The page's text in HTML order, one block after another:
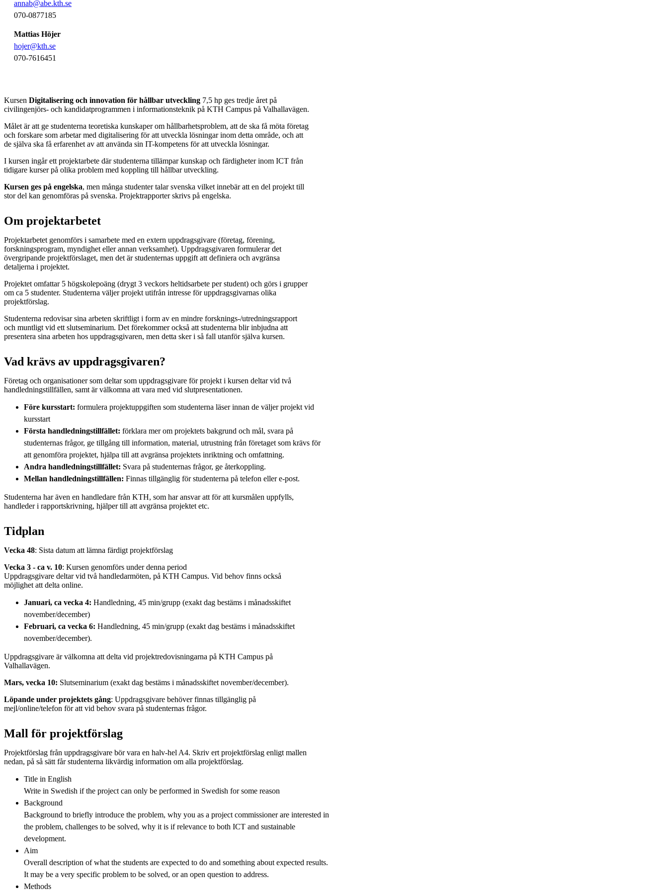
annab@abe.kth.se
070-0877185
Mattias Höjer
hojer@kth.se
070-7616451
Kursen Digitalisering och innovation för hållbar utveckling 7,5 hp ges tredje året på
civilingenjörs-­ och kandidatprogrammen i informationsteknik på KTH Campus på Valhallavägen.
Målet är att ge studenterna teoretiska kunskaper om hållbarhetsproblem, att de ska få möta företag
och forskare som arbetar med digitalisering för att utveckla lösningar inom detta område, och att
de själva ska få erfarenhet av att använda sin IT-kompetens för att utveckla lösningar.
I kursen ingår ett projektarbete där studenterna tillämpar kunskap och färdigheter inom ICT från
tidigare kurser på olika problem med koppling till hållbar utveckling.
Kursen ges på engelska, men många studenter talar svenska vilket innebär att en del projekt till
stor del kan genomföras på svenska. Projektrapporter skrivs på engelska.
Om projektarbetet
Projektarbetet genomförs i samarbete med en extern uppdragsgivare (företag, förening,
forskningsprogram, myndighet eller annan verksamhet). Uppdragsgivaren formulerar det
övergripande projektförslaget, men det är studenternas uppgift att definiera och avgränsa
detaljerna i projektet.
Projektet omfattar 5 högskolepoäng (drygt 3 veckors heltidsarbete per student) och görs i grupper
om ca 5 studenter. Studenterna väljer projekt utifrån intresse för uppdragsgivarnas olika
projektförslag.
Studenterna redovisar sina arbeten skriftligt i form av en mindre forsknings-/utredningsrapport
och muntligt vid ett slutseminarium. Det förekommer också att studenterna blir inbjudna att
presentera sina arbeten hos uppdragsgivaren, men detta sker i så fall utanför själva kursen.
Vad krävs av uppdragsgivaren?
Företag och organisationer som deltar som uppdragsgivare för projekt i kursen deltar vid två
handledningstillfällen, samt är välkomna att vara med vid slutpresentationen.
Före kursstart: formulera projektuppgiften som studenterna läser innan de väljer projekt vid
kursstart
Första handledningstillfället: förklara mer om projektets bakgrund och mål, svara på
studenternas frågor, ge tillgång till information, material, utrustning från företaget som krävs för
att genomföra projektet, hjälpa till att avgränsa projektets inriktning och omfattning.
Andra handledningstillfället: Svara på studenternas frågor, ge återkoppling.
Mellan handledningstillfällen: Finnas tillgänglig för studenterna på telefon eller e-post.
Studenterna har även en handledare från KTH, som har ansvar att för att kursmålen uppfylls,
handleder i rapportskrivning, hjälper till att avgränsa projektet etc.
Tidplan
Vecka 48: Sista datum att lämna färdigt projektförslag
Vecka 3 - ca v. 10: Kursen genomförs under denna period
Uppdragsgivare deltar vid två handledarmöten, på KTH Campus. Vid behov finns också
möjlighet att delta online.
Januari, ca vecka 4: Handledning, 45 min/grupp (exakt dag bestäms i månadsskiftet
november/december)
Februari, ca vecka 6: Handledning, 45 min/grupp (exakt dag bestäms i månadsskiftet
november/december).
Uppdragsgivare är välkomna att delta vid projektredovisningarna på KTH Campus på
Valhallavägen.
Mars, vecka 10: Slutseminarium (exakt dag bestäms i månadsskiftet november/december).
Löpande under projektets gång: Uppdragsgivare behöver finnas tillgänglig på
mejl/online/telefon för att vid behov svara på studenternas frågor.
Mall för projektförslag
Projektförslag från uppdragsgivare bör vara en halv-hel A4. Skriv ert projektförslag enligt mallen
nedan, på så sätt får studenterna likvärdig information om alla projektförslag.
Title in English
Write in Swedish if the project can only be performed in Swedish for some reason
Background
Background to briefly introduce the problem, why you as a project commissioner are interested in
the problem, challenges to be solved, why it is if relevance to both ICT and sustainable
development.
Aim
Overall description of what the students are expected to do and something about expected results.
It may be a very specific problem to be solved, or an open question to address.
Methods